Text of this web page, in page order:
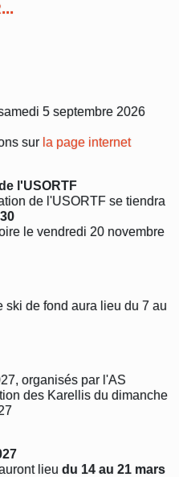
5 septembre 2026
sur la page internet
l'USORTF
de l'USORTF se tiendra
le vendredi 20 novembre
ski de fond aura lieu du 7 au
organisés par l'AS
des Karellis du dimanche
lieu du 14 au 21 mars